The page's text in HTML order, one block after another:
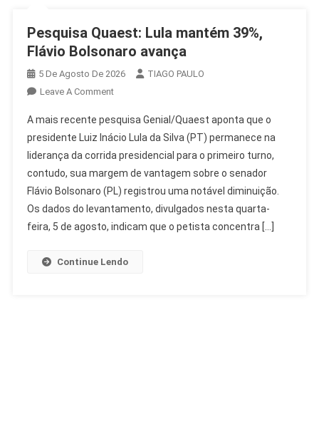
Pesquisa Quaest: Lula mantém 39%,
Flávio Bolsonaro avança
5 De Agosto De 2026
TIAGO PAULO
Leave A CommentOn
Quaest:
Lula
Mantém
39%,
Flávio
Bolsonaro
Avança
A mais recente pesquisa Genial/Quaest aponta que o
presidente Luiz Inácio Lula da Silva (PT) permanece na
liderança da corrida presidencial para o primeiro turno,
contudo, sua margem de vantagem sobre o senador
Flávio Bolsonaro (PL) registrou uma notável diminuição.
Os dados do levantamento, divulgados nesta quarta-
feira, 5 de agosto, indicam que o petista concentra […]
Continue Lendo